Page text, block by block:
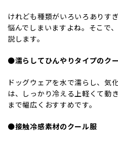
けれども種類がいろいろありす
悩んでしまいますよね。そこで
説します。
⚫️濡らしてひんやりタイプのク
ドッグウェアを水で濡らし、気
は、しっかり冷える上軽くて動
まで幅広くおすすめです。
⚫️接触冷感素材のクール服